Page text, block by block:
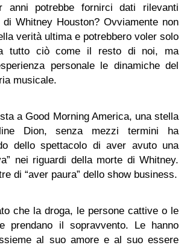
anni potrebbe fornirci dati rilevanti
Whitney Houston? Ovviamente non
verità ultima e potrebbero voler solo
tutto ciò come il resto di noi, ma
personale le dinamiche del
musicale.
a Good Morning America, una stella
Dion, senza mezzi termini ha
dello spettacolo di aver avuto una
nei riguardi della morte di Whitney.
di “aver paura” dello show business.
che la droga, le persone cattive o le
prendano il sopravvento. Le hanno
al suo amore e al suo essere